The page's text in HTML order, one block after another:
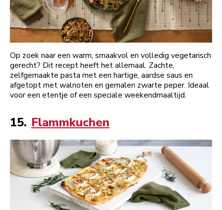
Op zoek naar een warm, smaakvol en volledig vegetarisch
gerecht? Dit recept heeft het allemaal. Zachte,
zelfgemaakte pasta met een hartige, aardse saus en
afgetopt met walnoten en gemalen zwarte peper. Ideaal
voor een etentje of een speciale weekendmaaltijd.
15. Flammkuchen